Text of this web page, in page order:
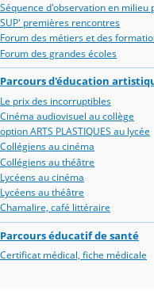
Séquence d'observation en milieu
SUP' premières rencontres
Forum des métiers et des
Forum des grandes écoles
Parcours d'éducation
Le prix des incorruptibles
Cinéma audiovisuel au collège
option ARTS PLASTIQUES au lycée
Collégiens au cinéma
Collégiens au théâtre
Lycéens au cinéma
Lycéens au théâtre
Chamalire, café littéraire
Parcours éducatif de santé
Certificat médical, fiche médicale